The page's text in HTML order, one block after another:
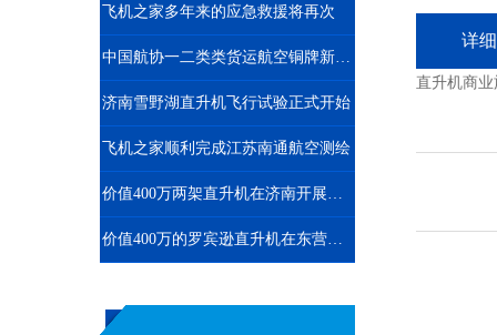
飞机之家多年来的应急救援将再次
中国航协一二类类货运航空铜牌新申请
济南雪野湖直升机飞行试验正式开始
飞机之家顺利完成江苏南通航空测绘
价值400万两架直升机在济南开展空中广告飞行
价值400万的罗宾逊直升机在东营海上进行飞行体验
详
直升机商业